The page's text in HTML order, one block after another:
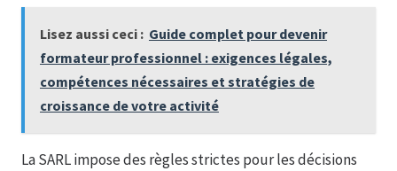
Lisez aussi ceci : Guide complet pour devenir
formateur professionnel : exigences légales,
compétences nécessaires et stratégies de
croissance de votre activité
La SARL impose des règles strictes pour les décisions